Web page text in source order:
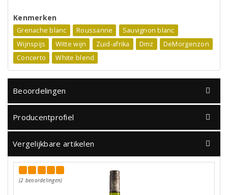
Kenmerken
Grenache blanc Roussanne
Sauvignon blanc
Wijnspijs
Witte wijn Zuid-afrika Dmz
DeMorgenzon
Concerto
White blend
Beoordelingen
Producentprofiel
Vergelijkbare artikelen
(2 beoordelingen)